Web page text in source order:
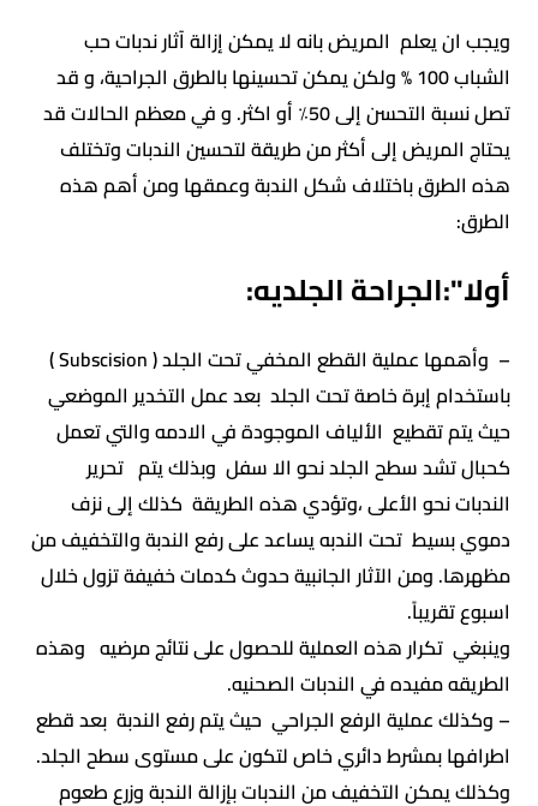
ويجب ان يعلم المريض بانه لا يمكن إزالة آثار ندبات حب
الشباب 100 % ولكن يمكن تحسينها بالطرق الجراحية، و قد
تصل نسبة التحسن إلى 50٪ أو اكثر. و في معظم الحالات قد
يحتاج المريض إلى أكثر من طريقة لتحسين الندبات وتختلف
هذه الطرق باختلاف شكل الندبة وعمقها ومن أهم هذه
الطرق:
أولا":الجراحة الجلديه:
– وأهمها عملية القطع المخفي تحت الجلد ( Subscision )
باستخدام إبرة خاصة تحت الجلد بعد عمل التخدير الموضعي
حيث يتم تقطيع الألياف الموجودة في الادمه والتي تعمل
كحبال تشد سطح الجلد نحو الا سفل وبذلك يتم تحرير
الندبات نحو الأعلى ،وتؤدي هذه الطريقة كذلك إلى نزف
دموي بسيط تحت الندبه يساعد على رفع الندبة والتخفيف من
مظهرها. ومن الآثار الجانبية حدوث كدمات خفيفة تزول خلال
اسبوع تقريباً.
وينبغي تكرار هذه العملية للحصول على نتائج مرضيه وهذه
الطريقه مفيده في الندبات الصحنيه.
– وكذلك عملية الرفع الجراحي حيث يتم رفع الندبة بعد قطع
اطرافها بمشرط دائري خاص لتكون على مستوى سطح الجلد.
وكذلك يمكن التخفيف من الندبات بإزالة الندبة وزرع طعوم